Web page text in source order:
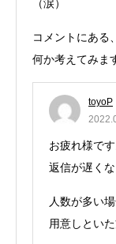
（涙）
コメントにある
何か考えてみま
toyoP
お疲れ様です
返信が遅くな
人数が多い
用意しとい